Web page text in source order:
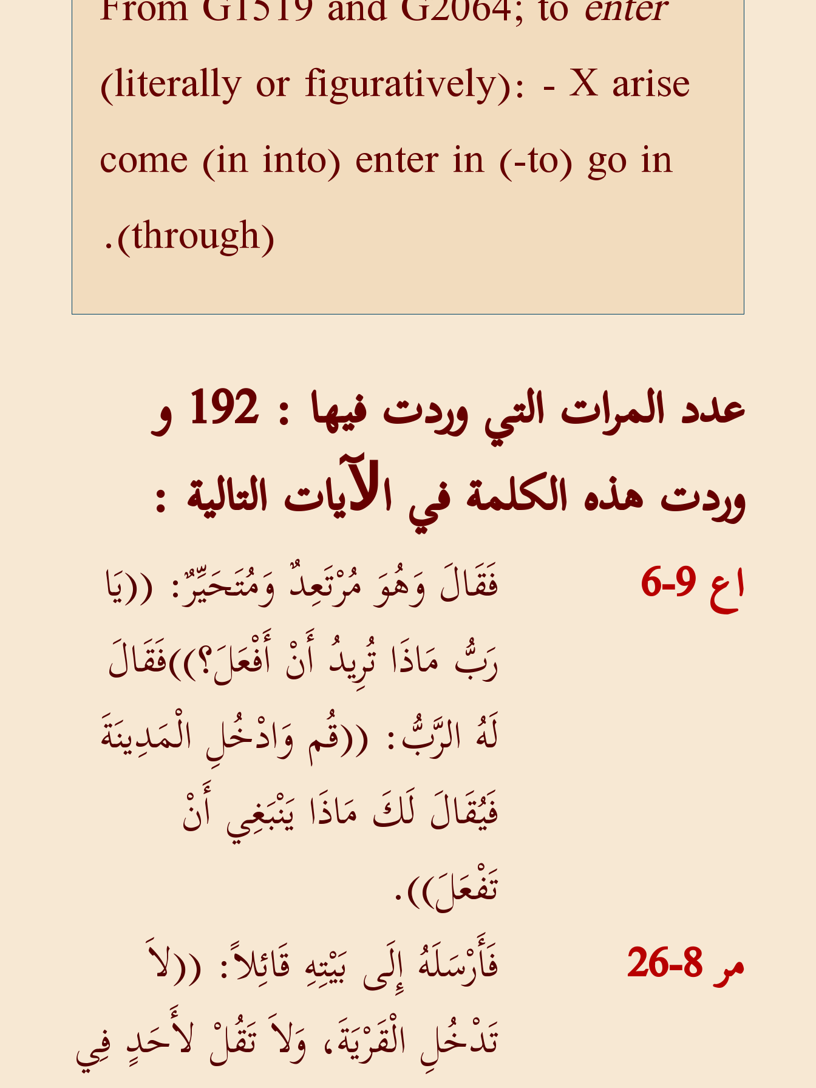
(literally or figuratively): - X arise
come (in into) enter in (-to) go in
(through).
عدد المرات التي وردت فيها : 192 و
وردت هذه الكلمة في اﻵيات التالية :
اع 9-6
فَقَالَ وَهُوَ مُرْتَعِدٌ وَمُتَحَيِّرٌ: ((يَا
رَبُّ مَاذَا تُرِيدُ أَنْ أَفْعَلَ؟))فَقَالَ
لَهُ الرَّبُّ: ((قُم وَادْخُلِ الْمَدِينَةَ
فَيُقَالَ لَكَ مَاذَا يَنْبَغِي أَنْ
تَفْعَلَ)).
مر 8-26
فَأَرْسَلَهُ إِلَى بَيْتِهِ قَائِلاً: ((لاَ
تَدْخُلِ الْقَرْيَةَ، وَلاَ تَقُلْ لأَحَدٍ فِي